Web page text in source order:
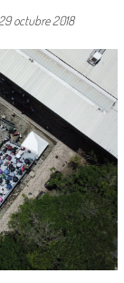
29 octubre 2018